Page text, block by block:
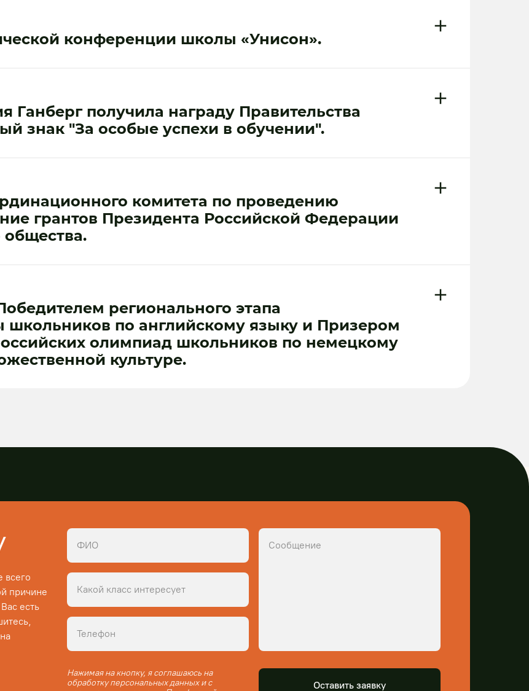
конференции школы «Унисон».
Ганберг получила награду Правительства
знак "За особые успехи в обучении".
комитета по проведению
грантов Президента Российской Федерации
общества.
регионального этапа
школьников по английскому языку и Призером
олимпиад школьников по немецкому
культуре.
всего
причине
есть
Нажимая на кнопку, я соглашаюсь на
обработку персональных данных и с
Оставить заявку